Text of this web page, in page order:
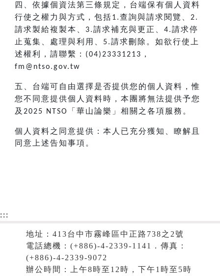
四、依據個資法第三條規定，台端保有個人資料
行使之權力與方式，包括1.查詢與請求閱覽、 2.
請求製給複製本、 3.請求補充與更正、 4.請求停
止蒐集、處理與利用、 5.請求刪除。如欲行使上
述權利，請聯繫： (04)23331213 ，
fm@ntso.gov.tw
五、台端可自由選擇是否提供您的個人資料，惟
您不同意提供個人資料時，本團將無法提供予您
及 2025 NTSO 「華山論樂」相關之各項服務。
個人資料之同意提供：本人已充分獲知、瞭解且
同意上述告知事項。
:::
地址：413台中市霧峰區中正路738之2號
電話總機：(+886)-4-2339-1141．傳真：
(+886)-4-2339-9072
辦公時間：上午8時至12時，下午1時至5時